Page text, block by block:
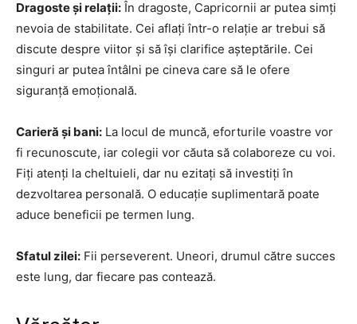
Dragoste și relații: În dragoste, Capricornii ar putea simți
nevoia de stabilitate. Cei aflați într-o relație ar trebui să
discute despre viitor și să își clarifice așteptările. Cei
singuri ar putea întâlni pe cineva care să le ofere
siguranță emoțională.
Carieră și bani: La locul de muncă, eforturile voastre vor
fi recunoscute, iar colegii vor căuta să colaboreze cu voi.
Fiți atenți la cheltuieli, dar nu ezitați să investiți în
dezvoltarea personală. O educație suplimentară poate
aduce beneficii pe termen lung.
Sfatul zilei: Fii perseverent. Uneori, drumul către succes
este lung, dar fiecare pas contează.